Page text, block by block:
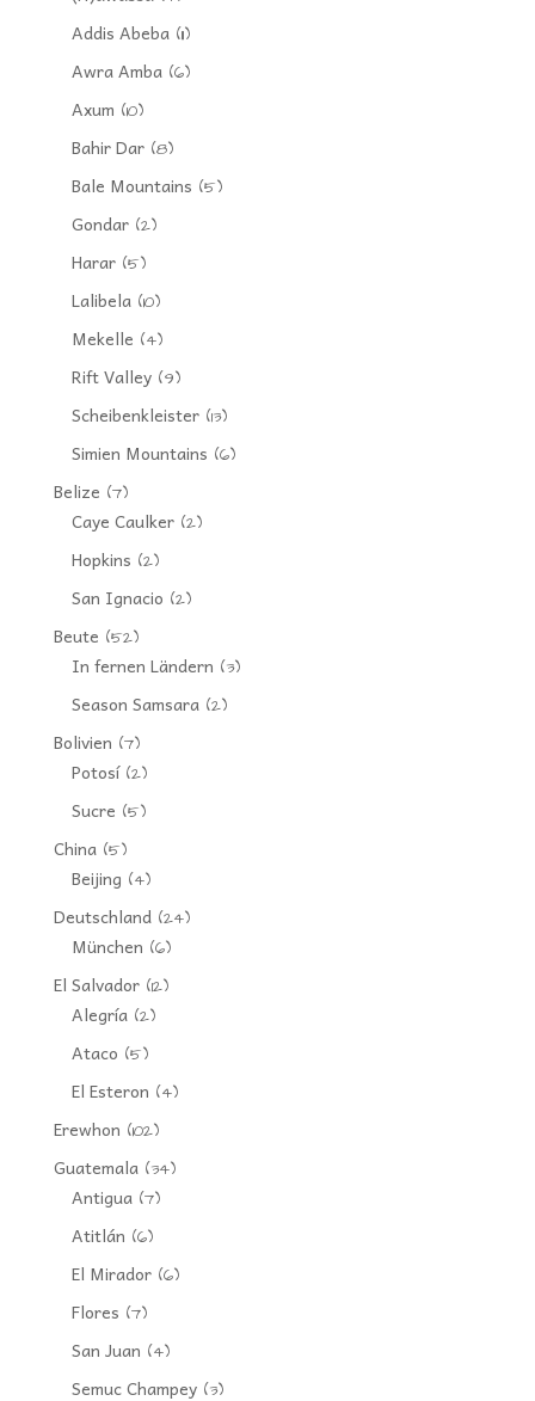
Addis Abeba(11)
Awra Amba(6)
Axum (10)
Bahir Dar(8)
Bale Mountains (5)
Gondar(2)
Harar(5)
Lalibela(10)
Mekelle (4)
Rift Valley(9)
Scheibenkleister(13)
Simien Mountains (6)
Belize (7)
Caye Caulker(2)
Hopkins (2)
San Ignacio (2)
Beute (52)
In fernen Ländern (3)
Season Samsara(2)
Bolivien (7)
Potosí(2)
Sucre (5)
China(5)
Beijing (4)
Deutschland(24)
München (6)
El Salvador(12)
Alegría(2)
Ataco (5)
El Esteron (4)
Erewhon (102)
Guatemala(34)
Antigua(7)
Atitlán (6)
El Mirador(6)
Flores (7)
San Juan (4)
Semuc Champey(3)